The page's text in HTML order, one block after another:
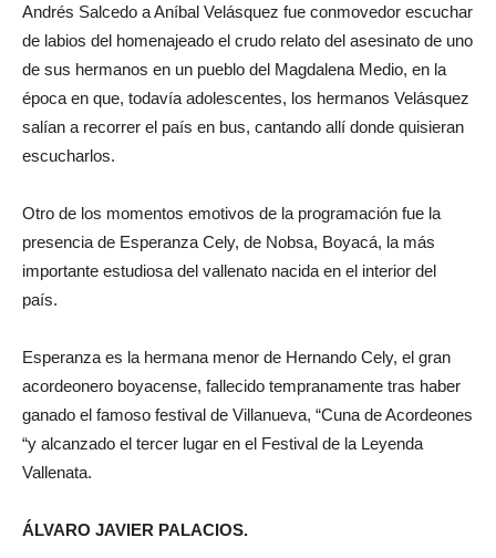
Andrés Salcedo a Aníbal Velásquez fue conmovedor escuchar
de labios del homenajeado el crudo relato del asesinato de uno
de sus hermanos en un pueblo del Magdalena Medio, en la
época en que, todavía adolescentes, los hermanos Velásquez
salían a recorrer el país en bus, cantando allí donde quisieran
escucharlos.
Otro de los momentos emotivos de la programación fue la
presencia de Esperanza Cely, de Nobsa, Boyacá, la más
importante estudiosa del vallenato nacida en el interior del
país.
Esperanza es la hermana menor de Hernando Cely, el gran
acordeonero boyacense, fallecido tempranamente tras haber
ganado el famoso festival de Villanueva, “Cuna de Acordeones
“y alcanzado el tercer lugar en el Festival de la Leyenda
Vallenata.
ÁLVARO JAVIER PALACIOS.